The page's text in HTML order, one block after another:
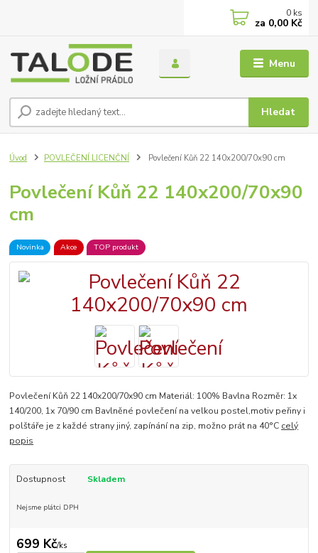
Menu
Hledat
0 ks
za 0,00 Kč
Úvod POVLEČENÍ LICENČNÍ Povlečení Kůň 22 140x200/70x90 cm
Povlečení Kůň 22 140x200/70x90
cm
Novinka Akce TOP produkt
Povlečení Kůň 22 140x200/70x90 cm Materiál: 100% Bavlna Rozměr: 1x
140/200, 1x 70/90 cm Bavlněné povlečení na velkou postel,motiv peřiny i
polštáře je z každé strany jiný, zapínání na zip, možno prát na 40°C celý
popis
Dostupnost Skladem
Nejsme plátci DPH
699 Kč/ks